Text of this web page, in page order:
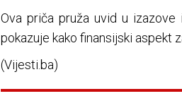
Ova priča pruža uvid u
pokazuje kako finansijski aspekt
(Vijesti.ba)